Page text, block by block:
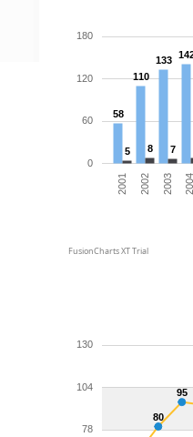
0
60
120
180
2001 2002 2003
58
110
133
5 8 7
FusionCharts XT Trial
78
104
130
80
95